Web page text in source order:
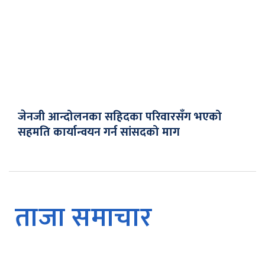
जेनजी आन्दोलनका सहिदका परिवारसँग भएको
सहमति कार्यान्वयन गर्न सांसदको माग
ताजा समाचार